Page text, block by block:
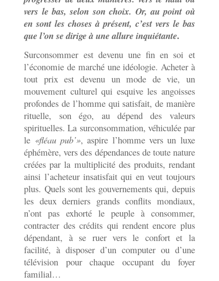
vers le bas, selon son choix. Or, au point où
en sont les choses à présent, c’est vers le bas
que l’on se dirige à une allure inquiétante.
Surconsommer est devenu une fin en soi et
l’économie de marché une idéologie. Acheter à
tout prix est devenu un mode de vie, un
mouvement culturel qui esquive les angoisses
profondes de l’homme qui satisfait, de manière
rituelle, son égo, au dépend des valeurs
spirituelles. La surconsommation, véhiculée par
le «fléau pub’», aspire l’homme vers un luxe
éphémère, vers des dépendances de toute nature
créées par la multiplicité des produits, rendant
ainsi l’acheteur insatisfait qui en veut toujours
plus. Quels sont les gouvernements qui, depuis
les deux derniers grands conflits mondiaux,
n’ont pas exhorté le peuple à consommer,
contracter des crédits qui rendent encore plus
dépendant, à se ruer vers le confort et la
facilité, à disposer d’un computer ou d’une
télévision pour chaque occupant du foyer
familial…